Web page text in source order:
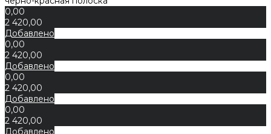
0,00
2 420,00
Добавлено
0,00
2 420,00
Добавлено
0,00
2 420,00
Добавлено
0,00
2 420,00
Добавлено